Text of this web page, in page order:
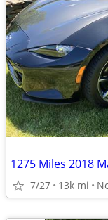
1275 Miles 2018
7/27 13k mi